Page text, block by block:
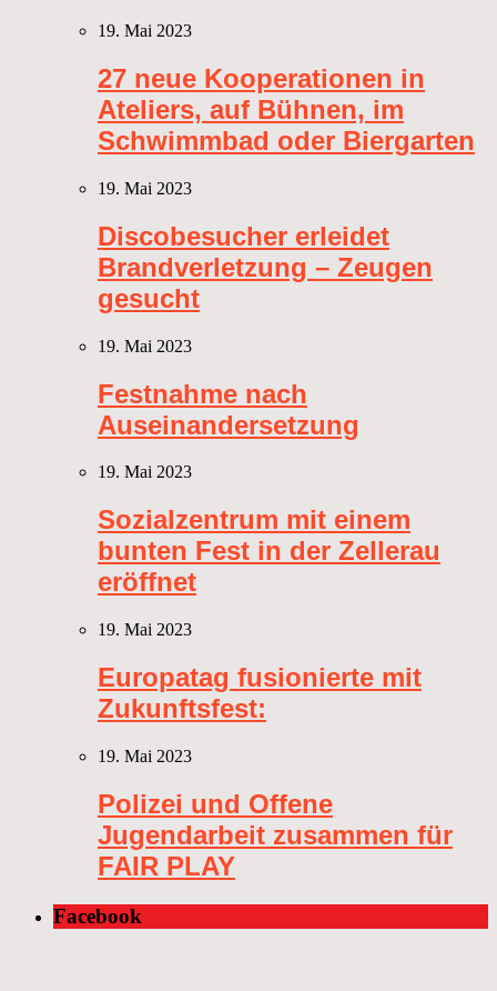
19. Mai 2023
27 neue Kooperationen in
Ateliers, auf Bühnen, im
Schwimmbad oder Biergarten
19. Mai 2023
Discobesucher erleidet
Brandverletzung – Zeugen
gesucht
19. Mai 2023
Festnahme nach
Auseinandersetzung
19. Mai 2023
Sozialzentrum mit einem
bunten Fest in der Zellerau
eröffnet
19. Mai 2023
Europatag fusionierte mit
Zukunftsfest:
19. Mai 2023
Polizei und Offene
Jugendarbeit zusammen für
FAIR PLAY
Facebook